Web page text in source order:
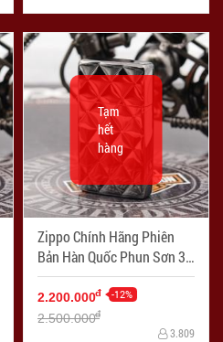
Zippo Chính Hãng Phiên
Bản Hàn Quốc Phun Sơn 3D
Kim Cương - Mã SP:
ZPC1196
Tạm
hết
hàng
2.200.000đ -12%
2.500.000đ
3.809